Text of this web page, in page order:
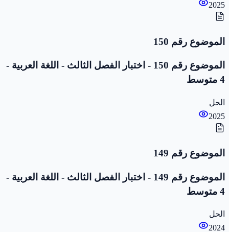
2025
الموضوع رقم 150
الموضوع رقم 150 - اختبار الفصل الثالث - اللغة العربية -
4 متوسط
الحل
2025
الموضوع رقم 149
الموضوع رقم 149 - اختبار الفصل الثالث - اللغة العربية -
4 متوسط
الحل
2024